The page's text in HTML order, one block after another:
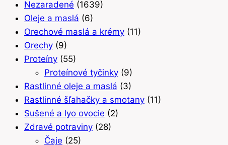
Nezaradené (1639)
Oleje a maslá (6)
Orechové maslá a krémy (11)
Orechy (9)
Proteíny (55)
Proteínové tyčinky (9)
Rastlinné oleje a maslá (3)
Rastlinné šľahačky a smotany (11)
Sušené a lyo ovocie (2)
Zdravé potraviny (28)
Čaje (25)